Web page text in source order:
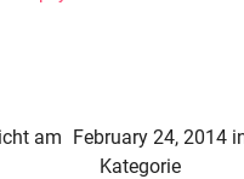
am February 24, 2014
Kategorie